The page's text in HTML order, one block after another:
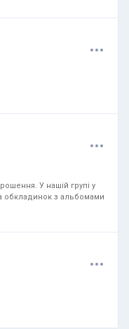
...
...
У нашій групі у
обкладинок з альбомами
...